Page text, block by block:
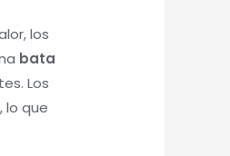
los
bata
Los
lo que